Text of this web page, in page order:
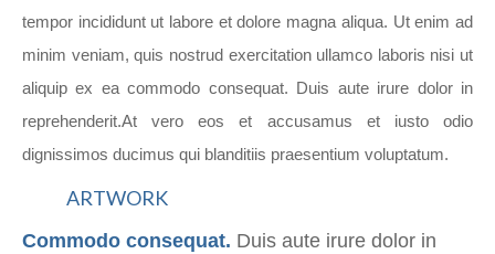
tempor incididunt ut labore et dolore magna aliqua. Ut enim ad
minim veniam, quis nostrud exercitation ullamco laboris nisi ut
aliquip ex ea commodo consequat. Duis aute irure dolor in
reprehenderit.At vero eos et accusamus et iusto odio
dignissimos ducimus qui blanditiis praesentium voluptatum.
ARTWORK
Commodo consequat. Duis aute irure dolor in